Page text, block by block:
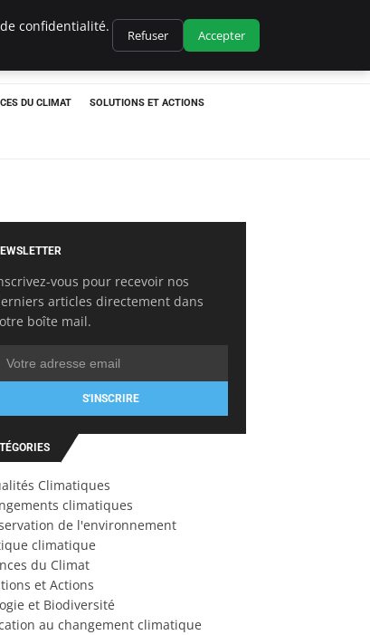
DU CLIMAT SOLUTIONS ET ACTIONS
vous pour recevoir nos
articles directement dans
boîte mail.
S'INSCRIRE
Climatiques
climatiques
de l'environnement
climatique
du Climat
et Actions
et Biodiversité
au changement climatique
confidentialité.
Refuser Accepter